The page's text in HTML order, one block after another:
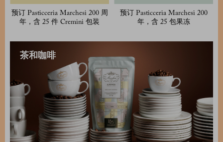
预订 Pasticceria Marchesi 200 周
年，含 25 件 Cremini 包装
预订 Pasticceria Marchesi 200
年，含 25 包果冻
茶和咖啡